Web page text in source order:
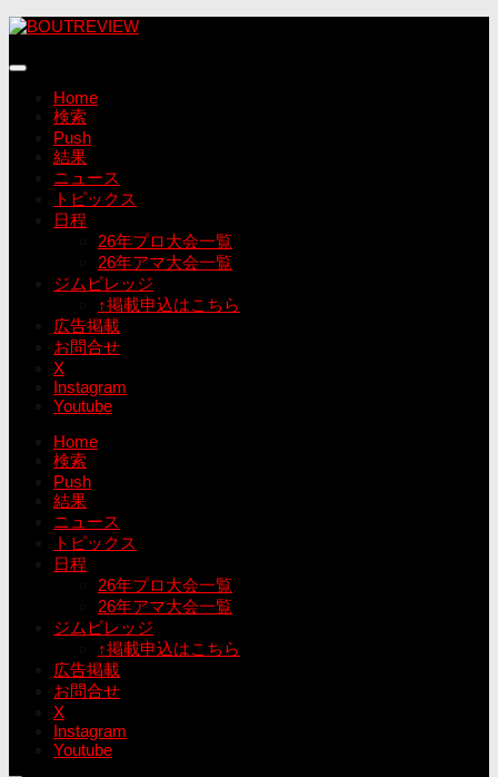
コ
テ
Home
検索
Push
結果
ニュース
トピックス
日程
26年プロ大会一覧
26年アマ大会一覧
ジムビレッジ
↑掲載申込はこちら
広告掲載
お問合せ
X
Instagram
Youtube
Home
検索
Push
結果
ニュース
トピックス
日程
26年プロ大会一覧
26年アマ大会一覧
ジムビレッジ
↑掲載申込はこちら
広告掲載
お問合せ
X
Instagram
Youtube